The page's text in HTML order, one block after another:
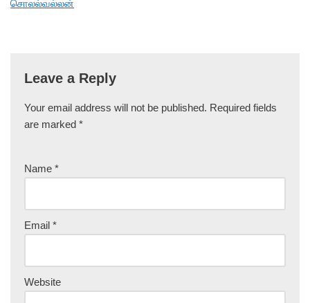
சொலல்வல்லன்
Leave a Reply
Your email address will not be published. Required fields
are marked *
Name *
Email *
Website